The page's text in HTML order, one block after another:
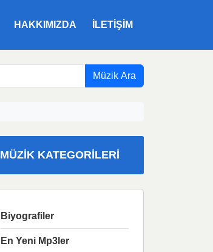
HAKKIMIZDA İLETIŞIM
Müzik Ara
MÜZIK KATEGORILERI
Biyografiler
En Yeni Mp3ler